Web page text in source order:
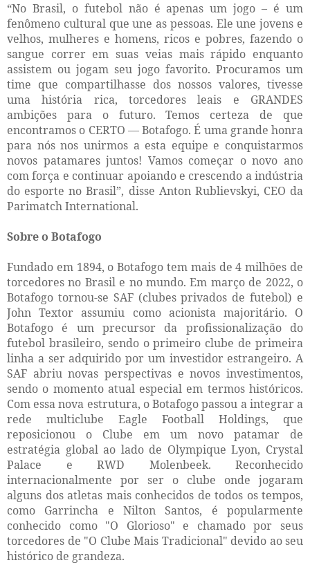
“No Brasil, o futebol não é apenas um jogo – é um
fenômeno cultural que une as pessoas. Ele une jovens e
velhos, mulheres e homens, ricos e pobres, fazendo o
sangue correr em suas veias mais rápido enquanto
assistem ou jogam seu jogo favorito. Procuramos um
time que compartilhasse dos nossos valores, tivesse
uma história rica, torcedores leais e GRANDES
ambições para o futuro. Temos certeza de que
encontramos o CERTO — Botafogo. É uma grande honra
para nós nos unirmos a esta equipe e conquistarmos
novos patamares juntos! Vamos começar o novo ano
com força e continuar apoiando e crescendo a indústria
do esporte no Brasil”, disse Anton Rublievskyi, CEO da
Parimatch International.
Sobre o Botafogo
Fundado em 1894, o Botafogo tem mais de 4 milhões de
torcedores no Brasil e no mundo. Em março de 2022, o
Botafogo tornou-se SAF (clubes privados de futebol) e
John Textor assumiu como acionista majoritário. O
Botafogo é um precursor da profissionalização do
futebol brasileiro, sendo o primeiro clube de primeira
linha a ser adquirido por um investidor estrangeiro. A
SAF abriu novas perspectivas e novos investimentos,
sendo o momento atual especial em termos históricos.
Com essa nova estrutura, o Botafogo passou a integrar a
rede multiclube Eagle Football Holdings, que
reposicionou o Clube em um novo patamar de
estratégia global ao lado de Olympique Lyon, Crystal
Palace e RWD Molenbeek. Reconhecido
internacionalmente por ser o clube onde jogaram
alguns dos atletas mais conhecidos de todos os tempos,
como Garrincha e Nilton Santos, é popularmente
conhecido como "O Glorioso" e chamado por seus
torcedores de "O Clube Mais Tradicional" devido ao seu
histórico de grandeza.